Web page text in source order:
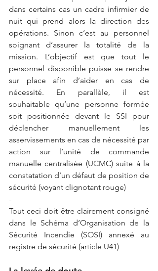
dans certains cas un cadre infirmier de
nuit qui prend alors la direction des
opérations. Sinon c’est au personnel
soignant d’assurer la totalité de la
mission. L’objectif est que tout le
personnel disponible puisse se rendre
sur place afin d’aider en cas de
nécessité. En parallèle, il est
souhaitable qu’une personne formée
soit positionnée devant le SSI pour
déclencher manuellement les
asservissements en cas de nécessité par
action sur l’unité de commande
manuelle centralisée (UCMC) suite à la
constatation d’un défaut de position de
sécurité (voyant clignotant rouge)
-
Tout ceci doit être clairement consigné
dans le Schéma d’Organisation de la
Sécurité Incendie (SOSI) annexé au
registre de sécurité (article U41)